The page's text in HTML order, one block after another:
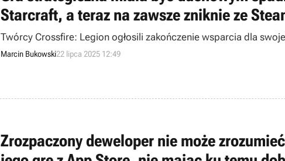
Starcraft, a teraz na zawsze zniknie ze
Twórcy Crossfire: Legion ogłosili zakończenie wsparcia dla
Marcin Bukowski22 lipca 2025 12:49
Zrozpaczony deweloper nie może